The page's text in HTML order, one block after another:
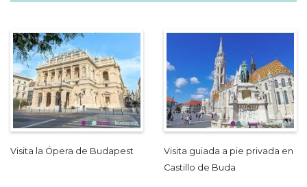
Visita la Ópera de Budapest
Visita guiada a pie privada en
Castillo de Buda